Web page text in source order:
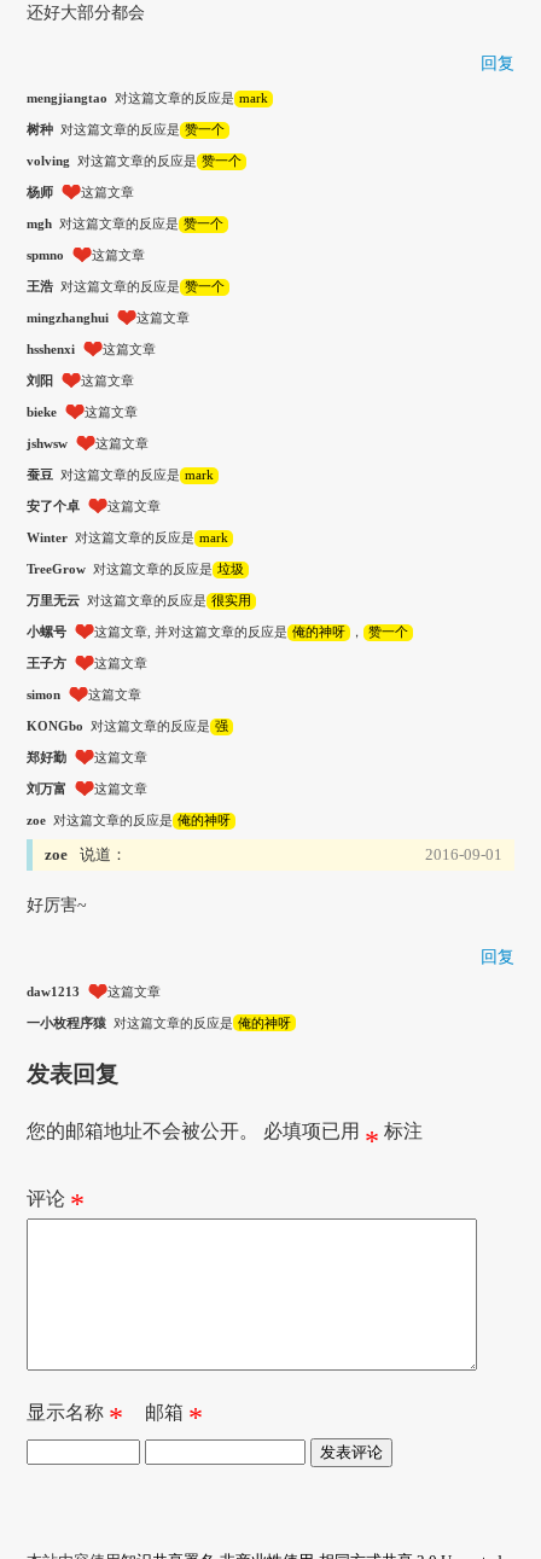
还好大部分都会
回复
mengjiangtao 对这篇文章的反应是 mark
树种 对这篇文章的反应是 赞一个
volving 对这篇文章的反应是 赞一个
杨师 这篇文章
mgh 对这篇文章的反应是 赞一个
spmno 这篇文章
王浩 对这篇文章的反应是 赞一个
mingzhanghui 这篇文章
hsshenxi 这篇文章
刘阳 这篇文章
bieke 这篇文章
jshwsw 这篇文章
蚕豆 对这篇文章的反应是 mark
安了个卓 这篇文章
Winter 对这篇文章的反应是 mark
TreeGrow 对这篇文章的反应是 垃圾
万里无云 对这篇文章的反应是 很实用
小螺号 这篇文章, 并对这篇文章的反应是 俺的神呀 ， 赞一个
王子方 这篇文章
simon 这篇文章
KONGbo 对这篇文章的反应是 强
郑好勤 这篇文章
刘万富 这篇文章
zoe 对这篇文章的反应是 俺的神呀
zoe 说道： 2016-09-01
好厉害~
回复
daw1213 这篇文章
一小枚程序猿 对这篇文章的反应是 俺的神呀
发表回复
您的邮箱地址不会被公开。 必填项已用 * 标注
评论 *
显示名称 * 邮箱 *